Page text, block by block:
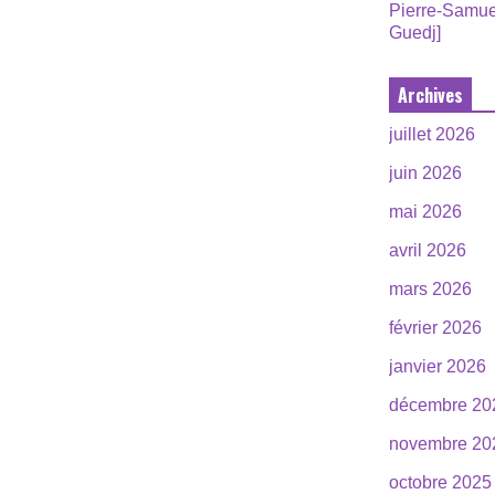
Pierre-
Guedj]
Archives
juillet 2026
juin 2026
mai 2026
avril 2026
mars 2026
février 2026
janvier 2026
décembre
novembre
octobre 2025